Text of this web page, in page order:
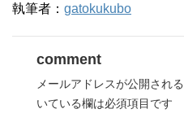
執筆者： gatokukubo
comment
メールアドレスが公開され
いている欄は必須項目です